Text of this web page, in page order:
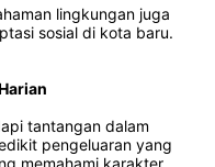
lingkungan juga
sosial di kota baru.
tantangan dalam
pengeluaran yang
memahami karakter